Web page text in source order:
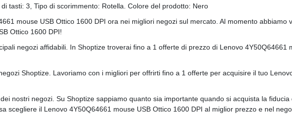
tasti: 3, Tipo di scorimmento: Rotella. Colore del prodotto: Nero
mouse USB Ottico 1600 DPI ora nei migliori negozi sul mercato. Al momento
Ottico 1600 DPI!
negozi affidabili. In Shoptize troverai fino a 1 offerte di prezzo di Lenovo 4Y50Q64661
Shoptize. Lavoriamo con i migliori per offrirti fino a 1 offerte per acquisire il tuo
nostri negozi. Su Shoptize sappiamo quanto sia importante quando si acquista la
scegliere il Lenovo 4Y50Q64661 mouse USB Ottico 1600 DPI al miglior prezzo e nel